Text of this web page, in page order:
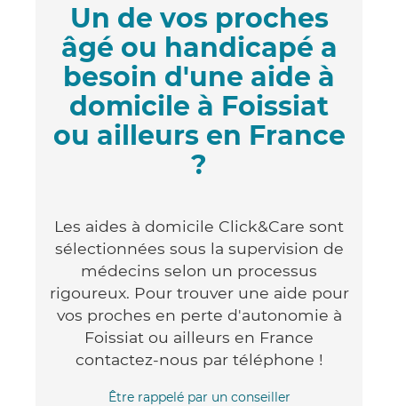
Un de vos proches
âgé ou handicapé a
besoin d'une aide à
domicile à Foissiat
ou ailleurs en France
?
Les aides à domicile Click&Care sont
sélectionnées sous la supervision de
médecins selon un processus
rigoureux. Pour trouver une aide pour
vos proches en perte d'autonomie à
Foissiat ou ailleurs en France
contactez-nous par téléphone !
Être rappelé par un conseiller